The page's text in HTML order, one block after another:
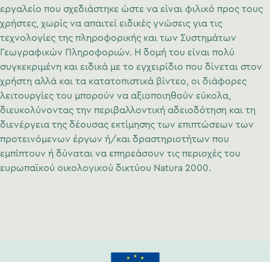
εργαλείο που σχεδιάστηκε ώστε να είναι φιλικό προς τους
χρήστες, χωρίς να απαιτεί ειδικές γνώσεις για τις
τεχνολογίες της πληροφορικής και των Συστημάτων
Γεωγραφικών Πληροφοριών. Η δομή του είναι πολύ
συγκεκριμένη και ειδικά με το εγχειρίδιο που δίνεται στον
χρήστη αλλά και τα κατατοπιστικά βίντεο, οι διάφορες
λειτουργίες του μπορούν να αξιοποιηθούν εύκολα,
διευκολύνοντας την περιβαλλοντική αδειοδότηση και τη
διενέργεια της δέουσας εκτίμησης των επιπτώσεων των
προτεινόμενων έργων ή/και δραστηριοτήτων που
εμπίπτουν ή δύναται να επηρεάσουν τις περιοχές του
ευρωπαϊκού οικολογικού δικτύου Natura 2000.